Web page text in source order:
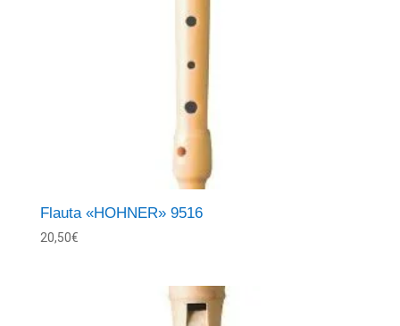
Flauta «HOHNER» 9516
20,50€